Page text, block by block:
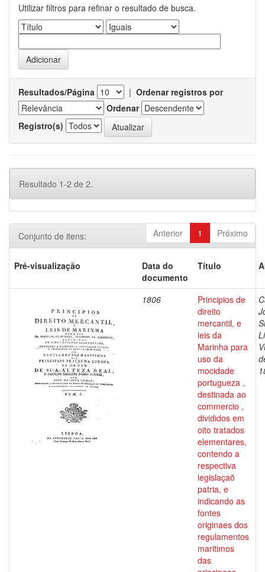
Utilizar filtros para refinar o resultado de busca.
Resultados/Página | Ordenar registros por
Ordenar
Registro(s)
Resultado 1-2 de 2.
Anterior 1 Próximo
Conjunto de itens:
Pré-visualização
Data do
documento
Título
1806
Principios de
direito
mercantil, e
leis da
Marinha para
uso da
mocidade
portugueza ,
destinada ao
commercio ,
divididos em
oito tratados
elementares,
contendo a
respectiva
legislaçaõ
patria, e
indicando as
fontes
originaes dos
regulamentos
maritimos
das